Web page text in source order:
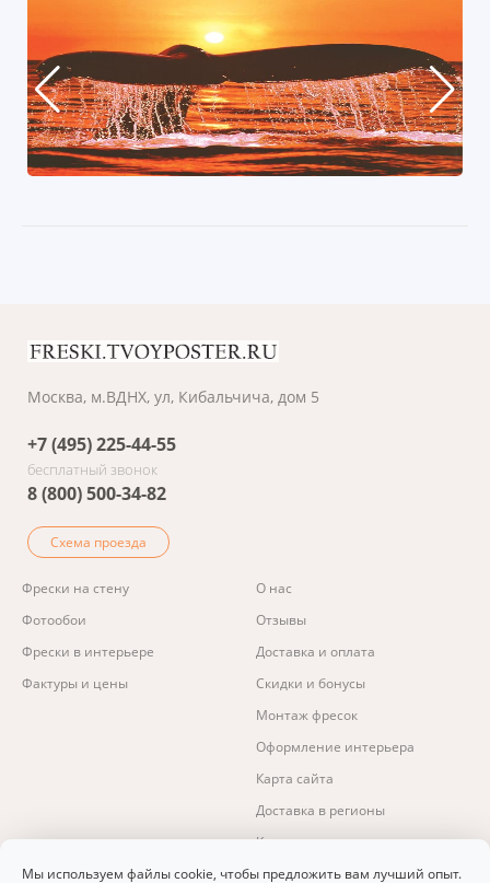
Москва, м.ВДНХ, ул, Кибальчича, дом 5
+7 (495) 225-44-55
бесплатный звонок
8 (800) 500-34-82
Схема проезда
Фрески на стену
Фотообои
Фрески в интерьере
Фактуры и цены
О нас
Отзывы
Доставка и оплата
Скидки и бонусы
Монтаж фресок
Оформление интерьера
Карта сайта
Доставка в регионы
Контакты
Изготовление фресок и фотообоев.
Мы используем файлы cookie, чтобы предложить вам лучший опыт.